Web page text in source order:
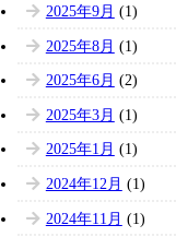
2025年9月 (1)
2025年8月 (1)
2025年6月 (2)
2025年3月 (1)
2025年1月 (1)
2024年12月 (1)
2024年11月 (1)